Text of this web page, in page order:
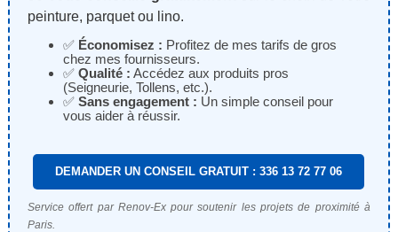
peinture, parquet ou lino.
✅ Économisez : Profitez de mes tarifs de gros
chez mes fournisseurs.
✅ Qualité : Accédez aux produits pros
(Seigneurie, Tollens, etc.).
✅ Sans engagement : Un simple conseil pour
vous aider à réussir.
DEMANDER UN CONSEIL GRATUIT : 336 13 72 77 06
Service offert par Renov-Ex pour soutenir les projets de proximité à
Paris.